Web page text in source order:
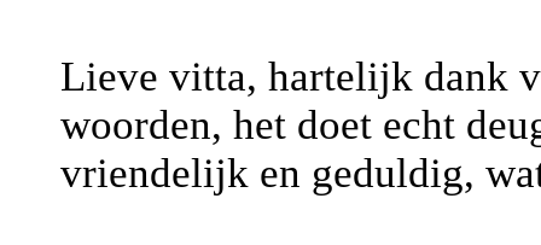
Lieve vitta, hartelijk dank
woorden, het doet echt
vriendelijk en geduldig,